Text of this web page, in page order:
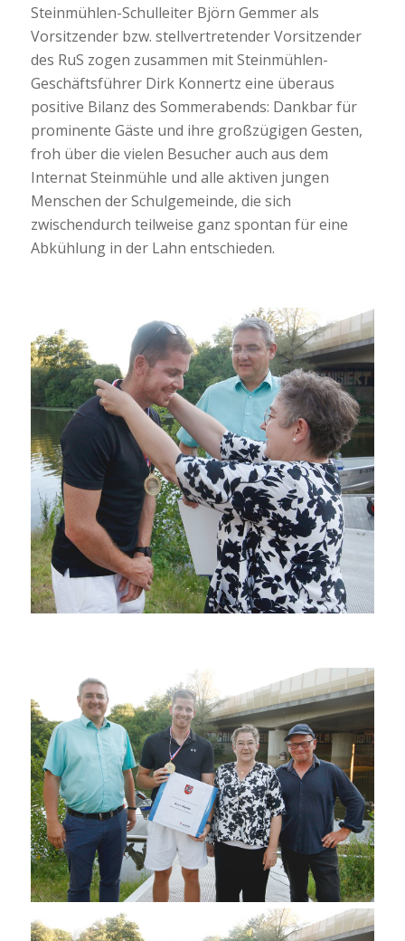
Steinmühlen-Schulleiter Björn Gemmer als
Vorsitzender bzw. stellvertretender Vorsitzender
des RuS zogen zusammen mit Steinmühlen-
Geschäftsführer Dirk Konnertz eine überaus
positive Bilanz des Sommerabends: Dankbar für
prominente Gäste und ihre großzügigen Gesten,
froh über die vielen Besucher auch aus dem
Internat Steinmühle und alle aktiven jungen
Menschen der Schulgemeinde, die sich
zwischendurch teilweise ganz spontan für eine
Abkühlung in der Lahn entschieden.